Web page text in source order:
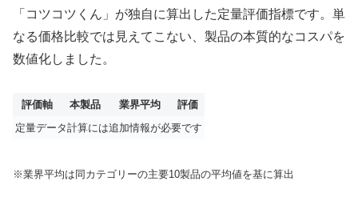
「コツコツくん」が独自に算出した定量評価指標です。単
なる価格比較では見えてこない、製品の本質的なコスパを
数値化しました。
評価軸 本製品 業界平均
評価
定量データ計算には追加情報が必要です
※業界平均は同カテゴリーの主要10製品の平均値を基に算出